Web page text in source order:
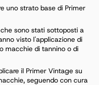
uno strato base di Primer
sono stati sottoposti a
visto l'applicazione di
macchie di tannino o di
il Primer Vintage su
seguendo con cura